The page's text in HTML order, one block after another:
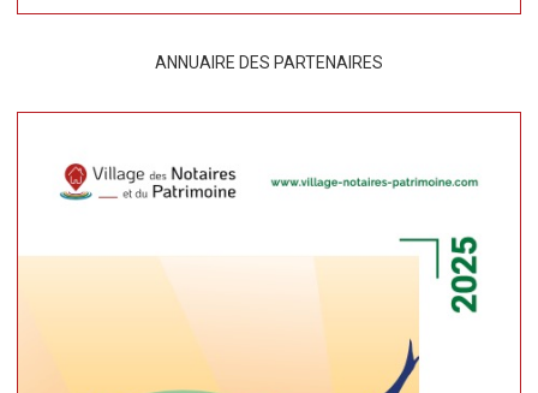
ANNUAIRE DES PARTENAIRES